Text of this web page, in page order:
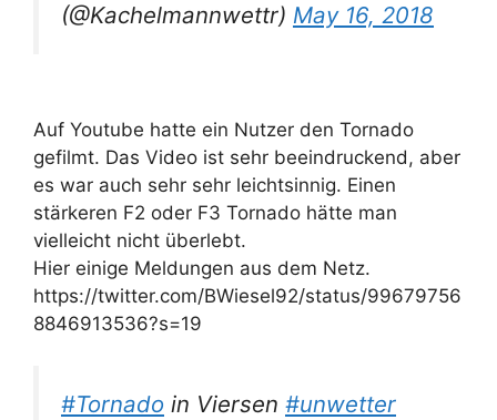
(@Kachelmannwettr) May 16, 2018
Auf Youtube hatte ein Nutzer den Tornado
gefilmt. Das Video ist sehr beeindruckend, aber
es war auch sehr sehr leichtsinnig. Einen
stärkeren F2 oder F3 Tornado hätte man
vielleicht nicht überlebt.
Hier einige Meldungen aus dem Netz.
https://twitter.com/BWiesel92/status/99679756
8846913536?s=19
#Tornado in Viersen #unwetter